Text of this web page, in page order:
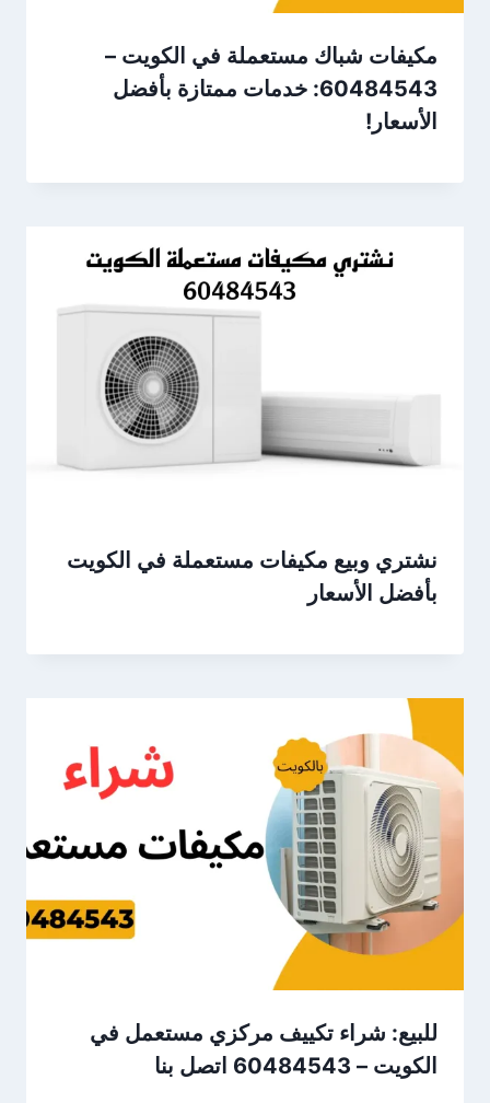
مكيفات شباك مستعملة في الكويت –
60484543: خدمات ممتازة بأفضل
الأسعار!
نشتري وبيع مكيفات مستعملة في الكويت
بأفضل الأسعار
للبيع: شراء تكييف مركزي مستعمل في
الكويت – 60484543 اتصل بنا